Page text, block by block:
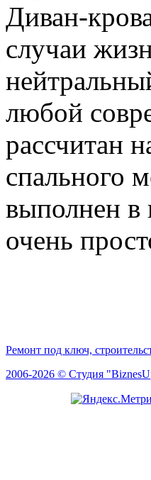
Диван-
случаи
любой
рассчитан
спального
выполнен в
очень
Ремонт под ключ,
2006-2026 © Студия